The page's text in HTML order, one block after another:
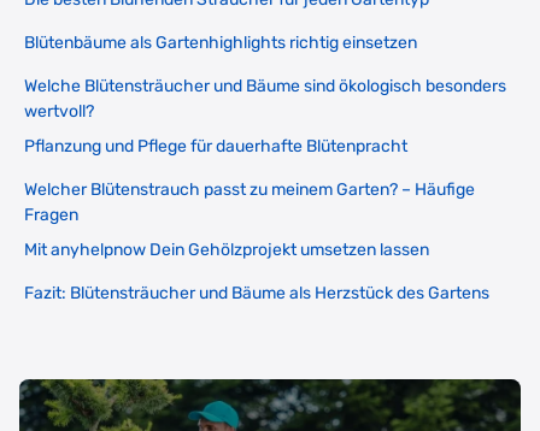
Blütenbäume als Gartenhighlights richtig einsetzen
Welche Blütensträucher und Bäume sind ökologisch besonders
wertvoll?
Pflanzung und Pflege für dauerhafte Blütenpracht
Welcher Blütenstrauch passt zu meinem Garten? – Häufige
Fragen
Mit anyhelpnow Dein Gehölzprojekt umsetzen lassen
Fazit: Blütensträucher und Bäume als Herzstück des Gartens